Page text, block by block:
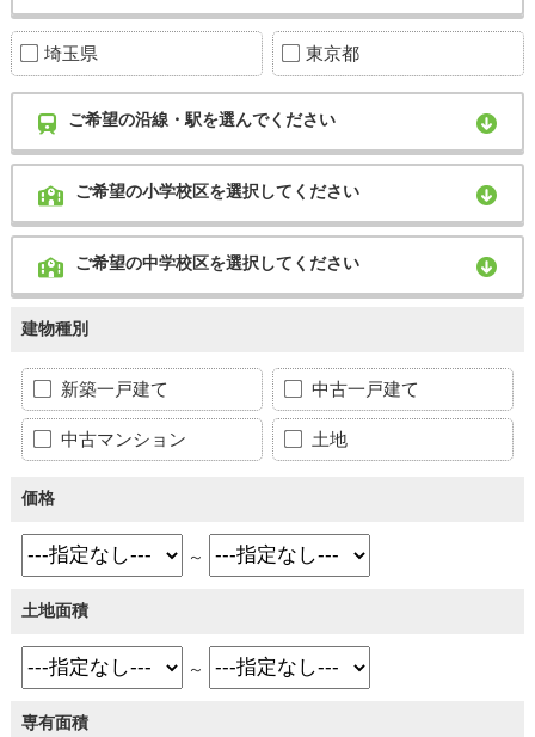
埼玉県 東京都
ご希望の沿線・駅を選んでください
ご希望の小学校区を選択してください
ご希望の中学校区を選択してください
建物種別
新築一戸建て 中古一戸建て
中古マンション 土地
価格
～
土地面積
～
専有面積